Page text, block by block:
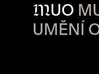
MUO
UMĚNÍ